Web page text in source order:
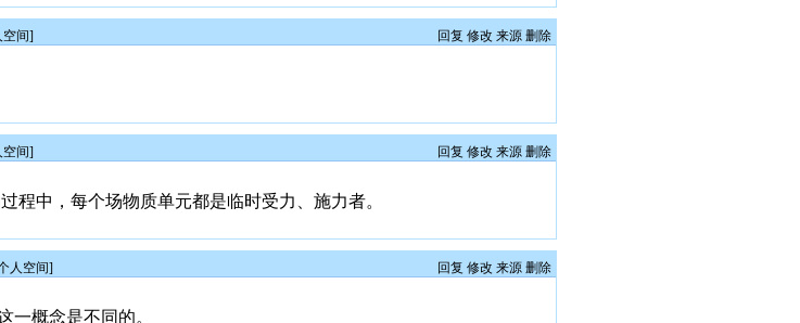
间] 回复 修改 来源 删除
间] 回复 修改 来源 删除
程中，每个场物质单元都是临时受力、施力者。
人空间] 回复 修改 来源 删除
一概念是不同的。